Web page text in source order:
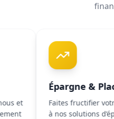
Épargne & Placement
Faites fructifier votre argent
à nos solutions d’épargne.